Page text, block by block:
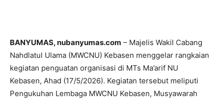
BANYUMAS, nubanyumas.com – Majelis Wakil Cabang
Nahdlatul Ulama (MWCNU) Kebasen menggelar rangkaian
kegiatan penguatan organisasi di MTs Ma’arif NU
Kebasen, Ahad (17/5/2026). Kegiatan tersebut meliputi
Pengukuhan Lembaga MWCNU Kebasen, Musyawarah